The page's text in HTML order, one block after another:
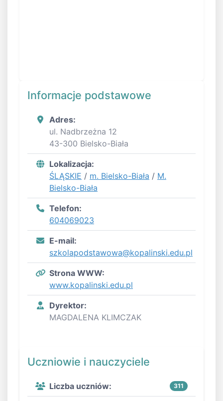
Informacje podstawowe
Adres:
ul. Nadbrzeżna 12
43-300 Bielsko-Biała
Lokalizacja:
ŚLĄSKIE / m. Bielsko-Biała / M.
Bielsko-Biała
Telefon:
604069023
E-mail:
szkolapodstawowa@kopalinski.edu.pl
Strona WWW:
www.kopalinski.edu.pl
Dyrektor:
MAGDALENA KLIMCZAK
Uczniowie i nauczyciele
Liczba uczniów: 311